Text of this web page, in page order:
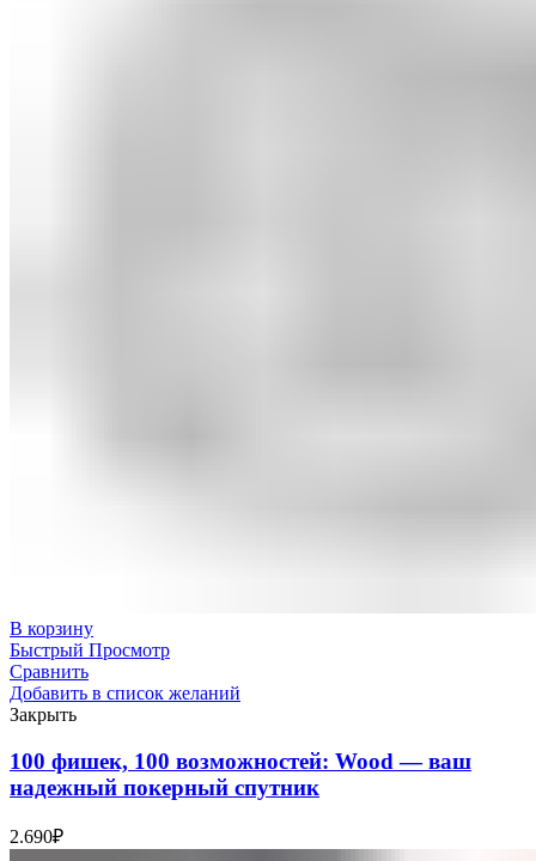
В корзину
Быстрый Просмотр
Сравнить
Добавить в список желаний
Закрыть
100 фишек, 100 возможностей: Wood — ваш
надежный покерный спутник
2.690₽